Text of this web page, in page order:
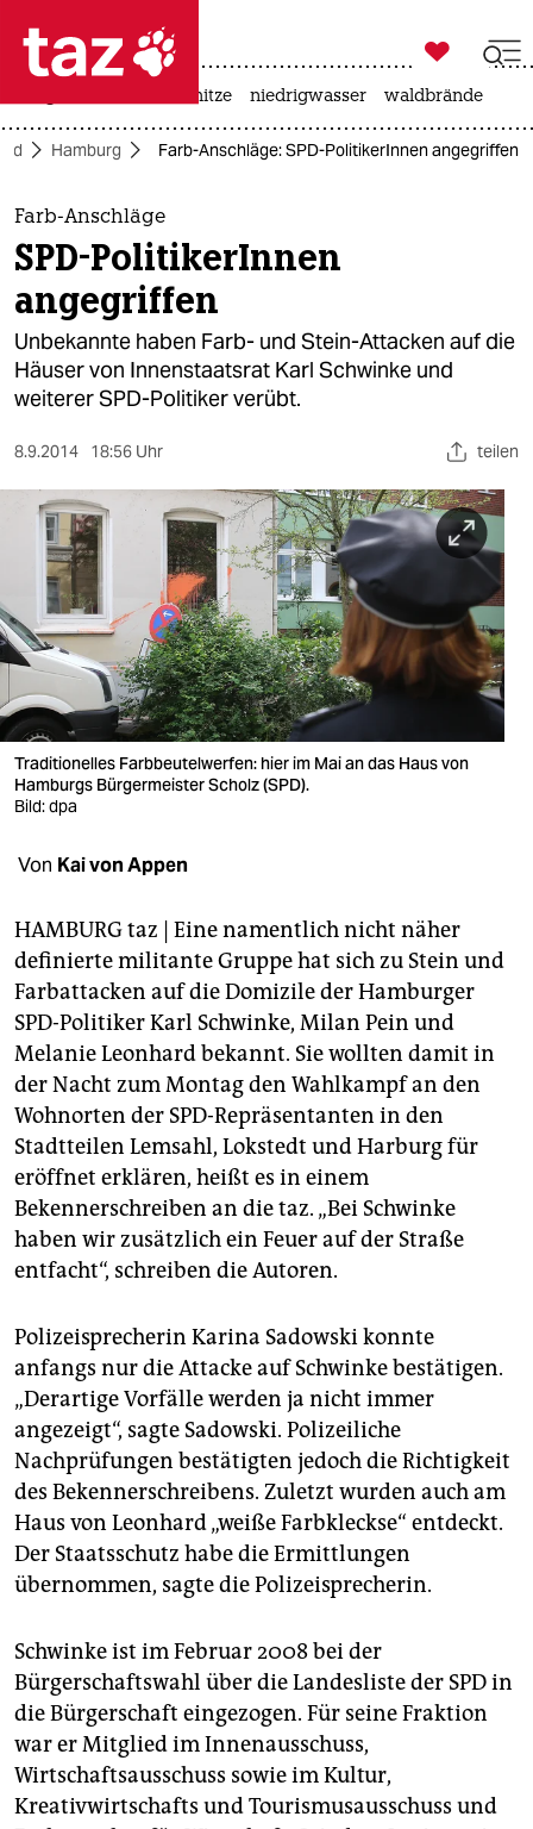
 taz zahl ich
taz zahl ich
themen
politik
öko
gesellschaft
sport
berlin
nord
wahrheit
verlag
verlag
veranstaltungen
unterstützen
abo
genossenschaft
epaper login

taz zahl ich
hitze niedrigwasser waldbrände
Hamburg Farb-Anschläge: SPD-PolitikerInnen angegriffen
Farb-Anschläge
SPD-PolitikerInnen
angegriffen
Unbekannte haben Farb- und Stein-Attacken auf die
Häuser von Innenstaatsrat Karl Schwinke und
weiterer SPD-Politiker verübt.
8.9.2014 18:56 Uhr teilen
Traditionelles Farbbeutelwerfen: hier im Mai an das Haus von
Hamburgs Bürgermeister Scholz (SPD).
Bild: dpa
Von Kai von Appen
HAMBURG taz | Eine namentlich nicht näher
definierte militante Gruppe hat sich zu Stein und
Farbattacken auf die Domizile der Hamburger
SPD-Politiker Karl Schwinke, Milan Pein und
Melanie Leonhard bekannt. Sie wollten damit in
der Nacht zum Montag den Wahlkampf an den
Wohnorten der SPD-Repräsentanten in den
Stadtteilen Lemsahl, Lokstedt und Harburg für
eröffnet erklären, heißt es in einem
Bekennerschreiben an die taz. „Bei Schwinke
haben wir zusätzlich ein Feuer auf der Straße
entfacht“, schreiben die Autoren.
Polizeisprecherin Karina Sadowski konnte
anfangs nur die Attacke auf Schwinke bestätigen.
„Derartige Vorfälle werden ja nicht immer
angezeigt“, sagte Sadowski. Polizeiliche
Nachprüfungen bestätigten jedoch die Richtigkeit
des Bekennerschreibens. Zuletzt wurden auch am
Haus von Leonhard „weiße Farbkleckse“ entdeckt.
Der Staatsschutz habe die Ermittlungen
übernommen, sagte die Polizeisprecherin.
Schwinke ist im Februar 2008 bei der
Bürgerschaftswahl über die Landesliste der SPD in
die Bürgerschaft eingezogen. Für seine Fraktion
war er Mitglied im Innenausschuss,
Wirtschaftsausschuss sowie im Kultur,
Kreativwirtschafts und Tourismusausschuss und